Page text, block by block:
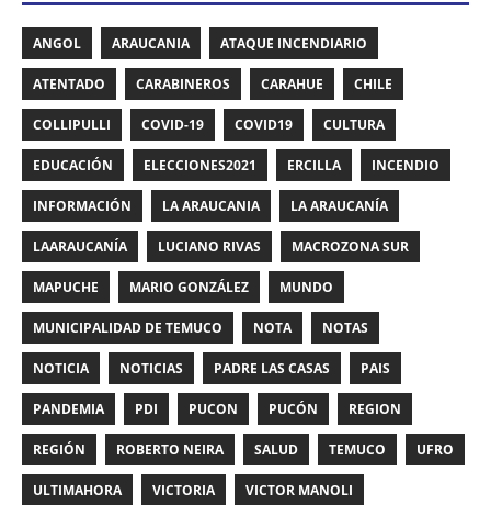
ANGOL ARAUCANIA ATAQUE INCENDIARIO
ATENTADO CARABINEROS CARAHUE CHILE
COLLIPULLI COVID-19 COVID19 CULTURA
EDUCACIÓN ELECCIONES2021 ERCILLA INCENDIO
INFORMACIÓN LA ARAUCANIA LA ARAUCANÍA
LAARAUCANÍA LUCIANO RIVAS MACROZONA SUR
MAPUCHE MARIO GONZÁLEZ MUNDO
MUNICIPALIDAD DE TEMUCO NOTA NOTAS
NOTICIA NOTICIAS PADRE LAS CASAS PAIS
PANDEMIA PDI PUCON PUCÓN REGION
REGIÓN ROBERTO NEIRA SALUD TEMUCO UFRO
ULTIMAHORA VICTORIA VICTOR MANOLI